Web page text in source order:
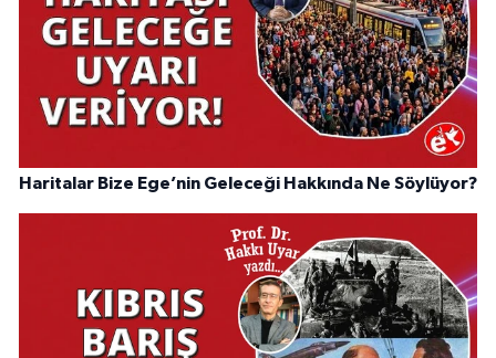
Haritalar Bize Ege’nin Geleceği Hakkında Ne Söylüyor?